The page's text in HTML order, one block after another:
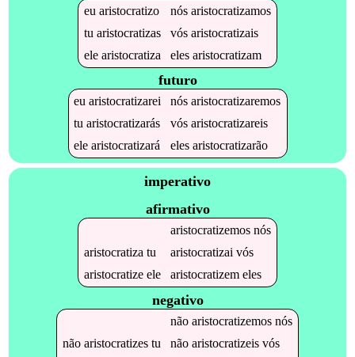
eu aristocratizo nós aristocratizamos
tu aristocratizas vós aristocratizais
ele aristocratiza eles aristocratizam
futuro
euaristocratizarei nósaristocratizaremos
tuaristocratizarás vósaristocratizareis
elearistocratizará elesaristocratizarão
imperativo
afirmativo
aristocratizemosnós
aristocratiza tu aristocratizai vós
aristocratizeele aristocratizemeles
negativo
não aristocratizemosnós
não aristocratizestu não aristocratizeisvós